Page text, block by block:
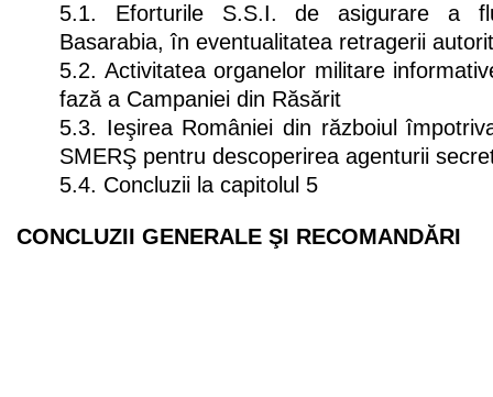
5.1. Eforturile S.S.I. de asigurare a
Basarabia, în eventualitatea retragerii
5.2. Activitatea organelor militare
fază a Campaniei din Răsărit
5.3. Ieşirea României din războiul
SMERŞ pentru descoperirea agenturii
5.4. Concluzii la capitolul 5
CONCLUZII GENERALE ŞI RECOMANDĂRI